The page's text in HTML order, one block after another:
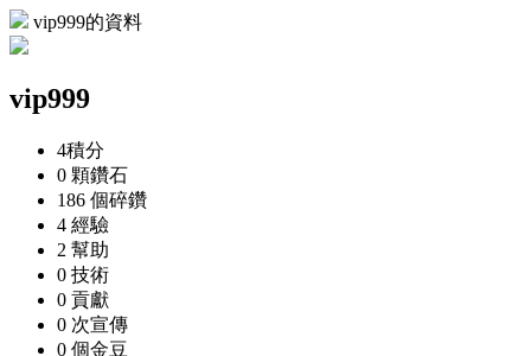
vip999的資料
vip999
4積分
0 顆鑽石
186 個碎鑽
4 經驗
2 幫助
0 技術
0 貢獻
0 次宣傳
0 個金豆